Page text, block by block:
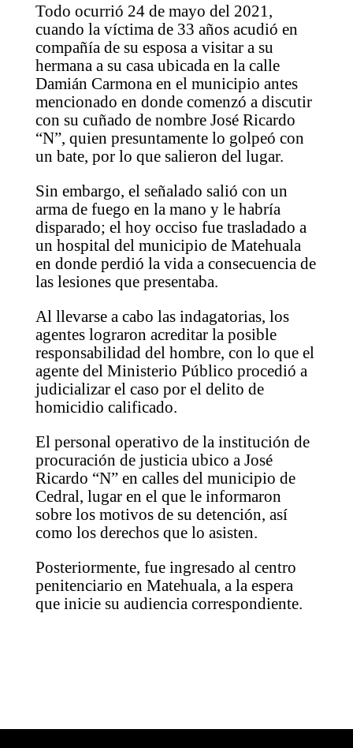
Todo ocurrió 24 de mayo del 2021,
cuando la víctima de 33 años acudió en
compañía de su esposa a visitar a su
hermana a su casa ubicada en la calle
Damián Carmona en el municipio antes
mencionado en donde comenzó a discutir
con su cuñado de nombre José Ricardo
“N”, quien presuntamente lo golpeó con
un bate, por lo que salieron del lugar.
Sin embargo, el señalado salió con un
arma de fuego en la mano y le habría
disparado; el hoy occiso fue trasladado a
un hospital del municipio de Matehuala
en donde perdió la vida a consecuencia de
las lesiones que presentaba.
Al llevarse a cabo las indagatorias, los
agentes lograron acreditar la posible
responsabilidad del hombre, con lo que el
agente del Ministerio Público procedió a
judicializar el caso por el delito de
homicidio calificado.
El personal operativo de la institución de
procuración de justicia ubico a José
Ricardo “N” en calles del municipio de
Cedral, lugar en el que le informaron
sobre los motivos de su detención, así
como los derechos que lo asisten.
Posteriormente, fue ingresado al centro
penitenciario en Matehuala, a la espera
que inicie su audiencia correspondiente.